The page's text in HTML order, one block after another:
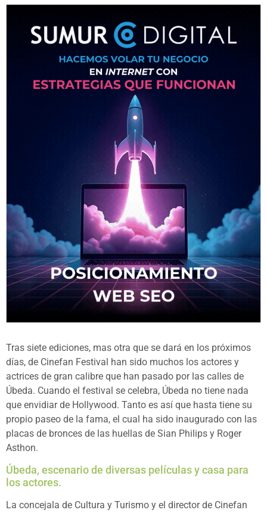
Tras siete ediciones, mas otra que se dará en los próximos
días, de Cinefan Festival han sido muchos los actores y
actrices de gran calibre que han pasado por las calles de
Úbeda. Cuando el festival se celebra, Úbeda no tiene nada
que envidiar de Hollywood. Tanto es así que hasta tiene su
propio paseo de la fama, el cual ha sido inaugurado con las
placas de bronces de las huellas de Sian Philips y Roger
Asthon.
Úbeda, escenario de diversas películas y casa para
los actores.
La concejala de Cultura y Turismo y el director de Cinefan